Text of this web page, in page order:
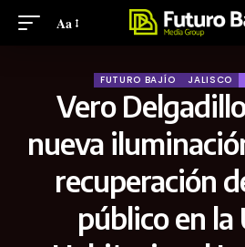
Aa
FUTURO BAJÍO JALISCO
Vero
nueva
recuperación
público en la